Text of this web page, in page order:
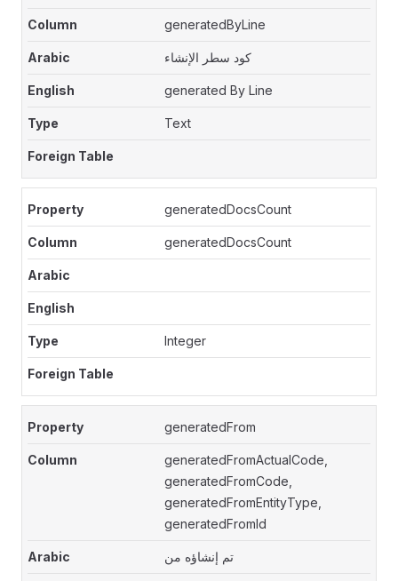
generatedByLine
كود سطر الإنشاء
generated By Line
Text
generatedDocsCount
generatedDocsCount
Integer
generatedFrom
generatedFromActualCode,
generatedFromCode,
generatedFromEntityType,
generatedFromId
تم إنشاؤه من